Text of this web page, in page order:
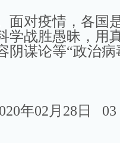
对疫情，各国
学战胜愚昧，用
阴谋论等“政治
年02月28日